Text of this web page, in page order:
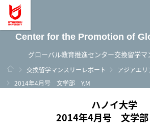
Center for the Promotion of
グローバル教育推進センター交換留学マ
ホーム
交換留学マンスリーレポート アジアエリ
2014年4月号 文学部 Y.M
ハノイ大学
2014年4月号 文学